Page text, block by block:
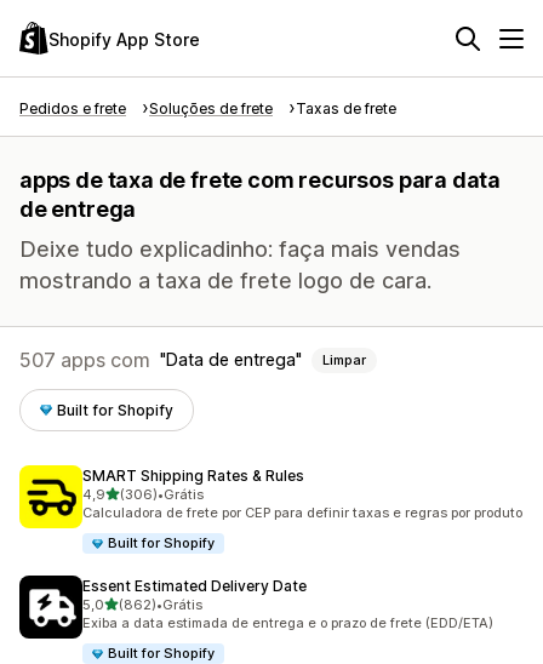
Shopify App Store
Pedidos e frete Soluções de frete Taxas de frete
apps de taxa de frete com recursos para data
de entrega
Deixe tudo explicadinho: faça mais vendas
mostrando a taxa de frete logo de cara.
507 apps com Data de entrega Limpar
Built for Shopify
SMART Shipping Rates & Rules
4,9de 5 estrelas
(306)
306 avaliações ao todo
•Grátis
Calculadora de frete por CEP para definir taxas e regras por produto
Built for Shopify
Essent Estimated Delivery Date
5,0de 5 estrelas
(862)
862 avaliações ao todo
•Grátis
Exiba a data estimada de entrega e o prazo de frete (EDD/ETA)
Built for Shopify